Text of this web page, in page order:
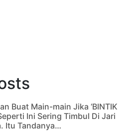
Buat Main-main Jika ‘BINTIK
Ini Sering Timbul Di Jari
Itu Tandanya…